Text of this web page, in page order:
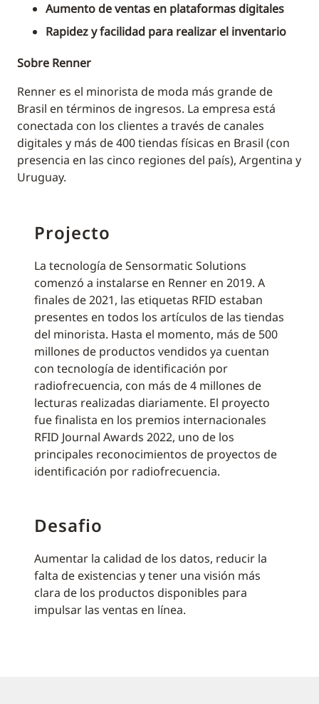
Aumento de ventas en plataformas digitales
Rapidez y facilidad para realizar el inventario
Sobre Renner
Renner es el minorista de moda más grande de
Brasil en términos de ingresos. La empresa está
conectada con los clientes a través de canales
digitales y más de 400 tiendas físicas en Brasil (con
presencia en las cinco regiones del país), Argentina y
Uruguay.
Projecto
La tecnología de Sensormatic Solutions
comenzó a instalarse en Renner en 2019. A
finales de 2021, las etiquetas RFID estaban
presentes en todos los artículos de las tiendas
del minorista. Hasta el momento, más de 500
millones de productos vendidos ya cuentan
con tecnología de identificación por
radiofrecuencia, con más de 4 millones de
lecturas realizadas diariamente. El proyecto
fue finalista en los premios internacionales
RFID Journal Awards 2022, uno de los
principales reconocimientos de proyectos de
identificación por radiofrecuencia.
Desafio
Aumentar la calidad de los datos, reducir la
falta de existencias y tener una visión más
clara de los productos disponibles para
impulsar las ventas en línea.